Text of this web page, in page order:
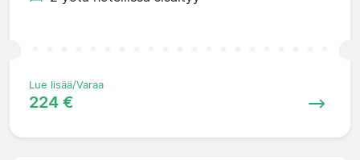
Lue lisää/Varaa
224 €